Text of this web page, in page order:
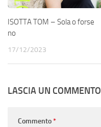
ISOTTA TOM – Sola o forse
no
17/12/2023
LASCIA UN COMMENTO
Commento*